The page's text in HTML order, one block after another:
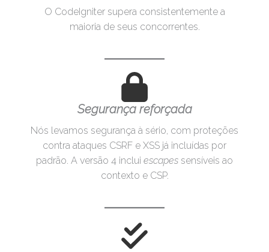
O CodeIgniter supera consistentemente a
maioria de seus concorrentes.
Segurança reforçada
Nós levamos segurança à sério, com proteções
contra ataques CSRF e XSS já incluídas por
padrão. A versão 4 inclui escapes sensíveis ao
contexto e CSP.